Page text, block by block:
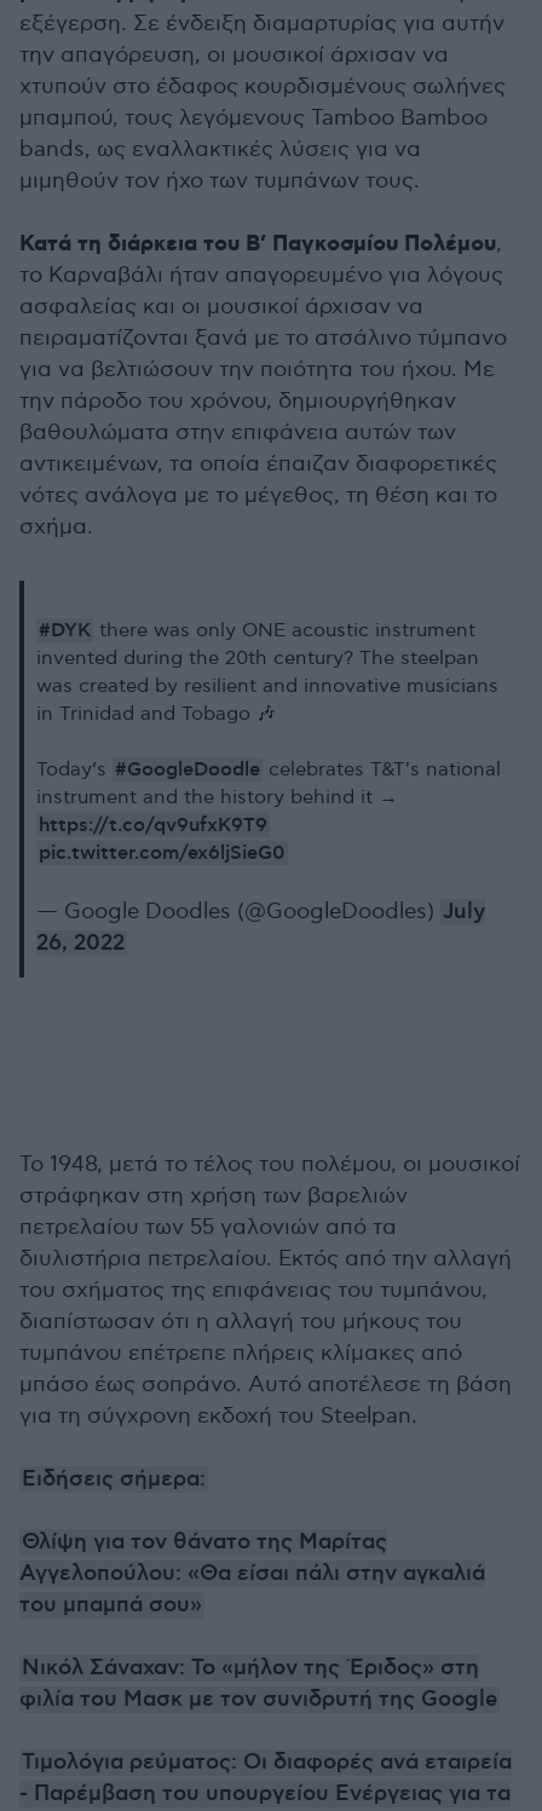
εξέγερση. Σε ένδειξη διαμαρτυρίας για αυτήν
την απαγόρευση, οι μουσικοί άρχισαν να
χτυπούν στο έδαφος κουρδισμένους σωλήνες
μπαμπού, τους λεγόμενους Tamboo Bamboo
bands, ως εναλλακτικές λύσεις για να
μιμηθούν τον ήχο των τυμπάνων τους.
Κατά τη διάρκεια του Β’ Παγκοσμίου Πολέμου,
το Καρναβάλι ήταν απαγορευμένο για λόγους
ασφαλείας και οι μουσικοί άρχισαν να
πειραματίζονται ξανά με το ατσάλινο τύμπανο
για να βελτιώσουν την ποιότητα του ήχου. Με
την πάροδο του χρόνου, δημιουργήθηκαν
βαθουλώματα στην επιφάνεια αυτών των
αντικειμένων, τα οποία έπαιζαν διαφορετικές
νότες ανάλογα με το μέγεθος, τη θέση και το
σχήμα.
#DYK there was only ONE acoustic instrument
invented during the 20th century? The steelpan
was created by resilient and innovative musicians
in Trinidad and Tobago 🎶
Today’s #GoogleDoodle celebrates T&T's national
instrument and the history behind it →
https://t.co/qv9ufxK9T9
pic.twitter.com/ex6ljSieG0
— Google Doodles (@GoogleDoodles) July
26, 2022
Το 1948, μετά το τέλος του πολέμου, οι μουσικοί
στράφηκαν στη χρήση των βαρελιών
πετρελαίου των 55 γαλονιών από τα
διυλιστήρια πετρελαίου. Εκτός από την αλλαγή
του σχήματος της επιφάνειας του τυμπάνου,
διαπίστωσαν ότι η αλλαγή του μήκους του
τυμπάνου επέτρεπε πλήρεις κλίμακες από
μπάσο έως σοπράνο. Αυτό αποτέλεσε τη βάση
για τη σύγχρονη εκδοχή του Steelpan.
Ειδήσεις σήμερα:
Θλίψη για τον θάνατο της Μαρίτας
Αγγελοπούλου: «Θα είσαι πάλι στην αγκαλιά
του μπαμπά σου»
Νικόλ Σάναχαν: Το «μήλον της Έριδος» στη
φιλία του Μασκ με τον συνιδρυτή της Google
Τιμολόγια ρεύματος: Οι διαφορές ανά εταιρεία
- Παρέμβαση του υπουργείου Ενέργειας για τα